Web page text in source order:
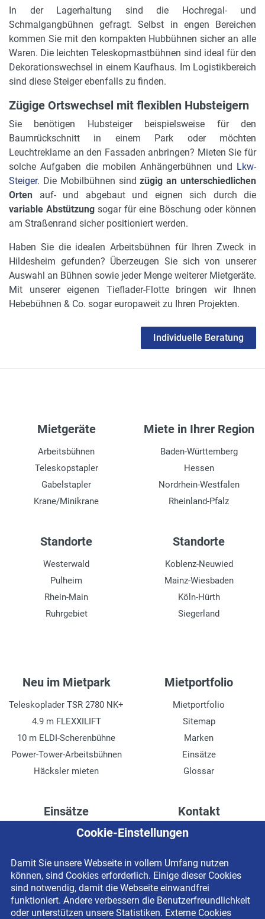
In der Lagerhaltung sind die Hochregal- und
Schmalgangbühnen gefragt. Selbst in engen Bereichen
kommen Sie mit den kompakten Hubbühnen sicher an alle
Waren. Die leichten Teleskopmastbühnen sind ideal für den
Dekorationswechsel in einem Kaufhaus. Im Logistikbereich
sind diese Steiger ebenfalls zu finden.
Zügige Ortswechsel mit flexiblen Hubsteigern
Sie benötigen Hubsteiger beispielsweise für den
Baumrückschnitt in einem Park oder möchten
Leuchtreklame an den Fassaden anbringen? Mieten Sie für
solche Aufgaben die mobilen Anhängerbühnen und Lkw-
Steiger. Die Mobilbühnen sindzügig an unterschiedlichen
Orten auf- und abgebaut und eignen sich durch die
variable Abstützung sogar für eine Böschung oder können
am Straßenrand sicher positioniert werden.
Haben Sie die idealen Arbeitsbühnen für Ihren Zweck in
Hildesheim gefunden? Überzeugen Sie sich von unserer
Auswahl an Bühnen sowie jeder Menge weiterer Mietgeräte.
Mit unserer eigenen Tieflader-Flotte bringen wir Ihnen
Hebebühnen & Co. sogar europaweit zu Ihren Projekten.
Individuelle Beratung
Mietgeräte
Arbeitsbühnen
Teleskopstapler
Gabelstapler
Krane/Minikrane
Miete in Ihrer Region
Baden-Württemberg
Hessen
Nordrhein-Westfalen
Rheinland-Pfalz
Standorte
Westerwald
Pulheim
Rhein-Main
Ruhrgebiet
Standorte
Koblenz-Neuwied
Mainz-Wiesbaden
Köln-Hürth
Siegerland
Neu im Mietpark
Teleskoplader TSR 2780 NK+
4.9 m FLEXXILIFT
10 m ELDI-Scherenbühne
Power-Tower-Arbeitsbühnen
Häcksler mieten
Mietportfolio
Mietportfolio
Sitemap
Marken
Einsätze
Glossar
Einsätze
Höhenzugang für
Drainage verlegen
Fassadenreinigung
Terrasse anlegen
Ladenbau
Kontakt
Kontaktformular
Impressum
Datenschutzerklärung
Newsletter-Anmeldung
Cookie-Einstellungen
Damit Sie unsere Webseite in vollem Umfang nutzen
können, sind Cookies erforderlich. Einige dieser Cookies
sind notwendig, damit die Webseite einwandfrei
funktioniert. Andere verbessern die Benutzerfreundlichkeit
oder unterstützen unsere Statistiken. Externe Cookies